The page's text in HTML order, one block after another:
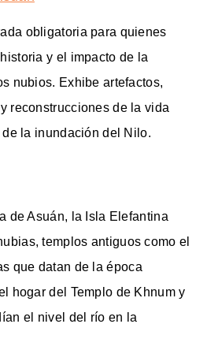
obligatoria para quienes
y el impacto de la
nubios. Exhibe artefactos,
reconstrucciones de la vida
la inundación del Nilo.
de Asuán, la Isla Elefantina
templos antiguos como el
que datan de la época
hogar del Templo de Khnum y
el nivel del río en la